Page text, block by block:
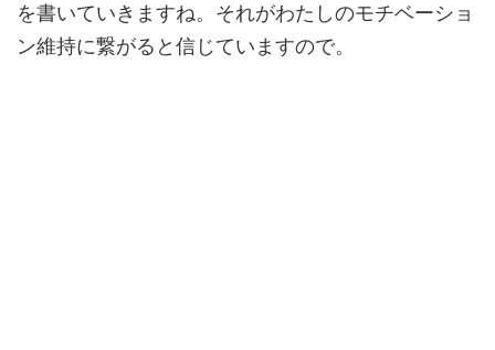
を書いていきますね。それがわたしのモチベーショ
ン維持に繋がると信じていますので。